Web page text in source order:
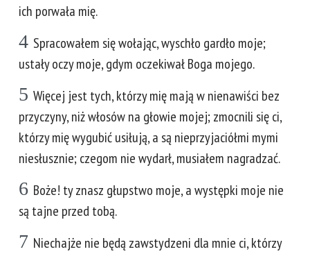
ich porwała mię.
4 Spracowałem się wołając, wyschło gardło moje;
ustały oczy moje, gdym oczekiwał Boga mojego.
5 Więcej jest tych, którzy mię mają w nienawiści bez
przyczyny, niż włosów na głowie mojej; zmocnili się ci,
którzy mię wygubić usiłują, a są nieprzyjaciółmi mymi
niesłusznie; czegom nie wydarł, musiałem nagradzać.
6 Boże! ty znasz głupstwo moje, a występki moje nie
są tajne przed tobą.
7 Niechajże nie będą zawstydzeni dla mnie ci, którzy